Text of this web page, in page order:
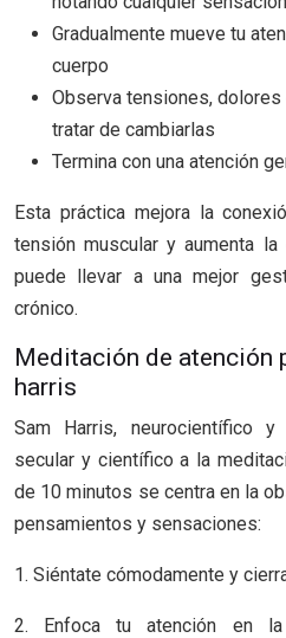
Gradualmente mueve tu
cuerpo
Observa tensiones,
tratar de cambiarlas
Termina con una atención
Esta práctica mejora la
tensión muscular y aumenta
puede llevar a una mejor
crónico.
Meditación de atención
harris
Sam Harris, neurocientífico
secular y científico a la
de 10 minutos se centra en la
pensamientos y sensaciones:
1. Siéntate cómodamente y
2. Enfoca tu atención en la